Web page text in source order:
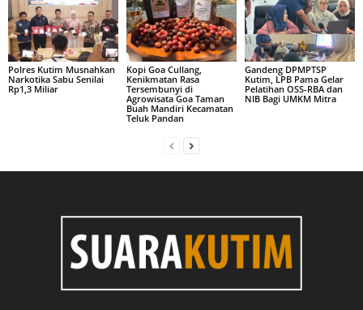
Polres Kutim Musnahkan
Narkotika Sabu Senilai
Rp1,3 Miliar
Kopi Goa Cullang,
Kenikmatan Rasa
Tersembunyi di
Agrowisata Goa Taman
Buah Mandiri Kecamatan
Teluk Pandan
Gandeng DPMPTSP
Kutim, LPB Pama Gelar
Pelatihan OSS-RBA dan
NIB Bagi UMKM Mitra